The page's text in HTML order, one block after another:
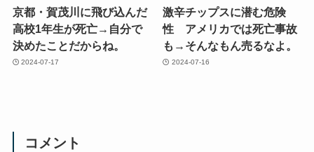
京都・賀茂川に飛び込んだ
高校1年生が死亡→自分で
決めたことだからね。
2024-07-17
激辛チップスに潜む危険
性 アメリカでは死亡事故
も→そんなもん売るなよ。
2024-07-16
コメント